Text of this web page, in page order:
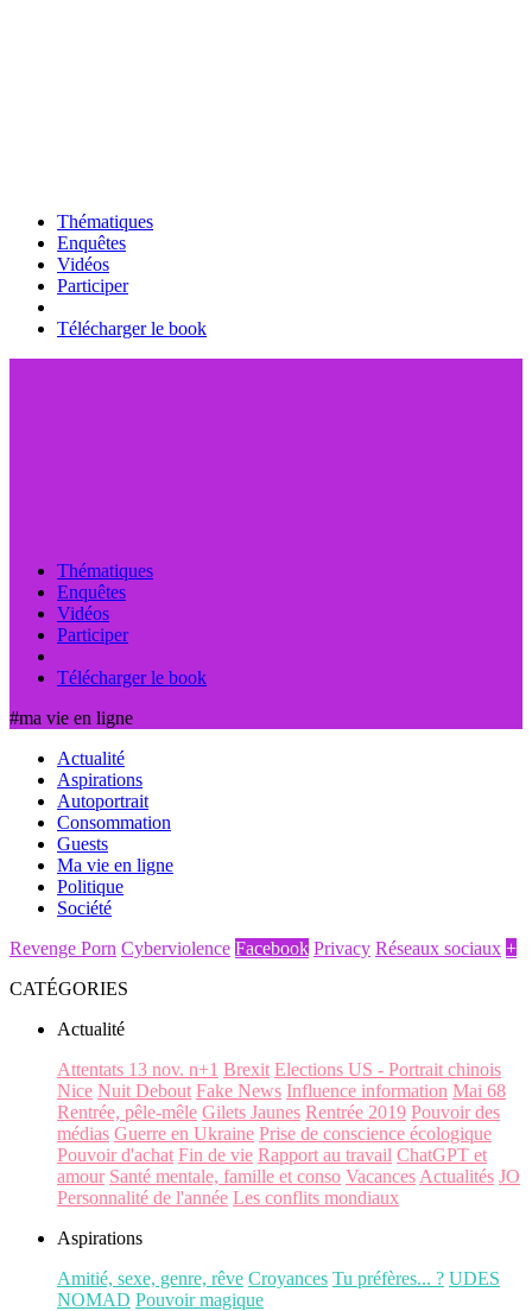
Thématiques
Enquêtes
Vidéos
Participer
Télécharger le book
Thématiques
Enquêtes
Vidéos
Participer
Télécharger le book
#ma vie en ligne
Actualité
Aspirations
Autoportrait
Consommation
Guests
Ma vie en ligne
Politique
Société
Revenge Porn Cyberviolence Facebook Privacy Réseaux sociaux +
CATÉGORIES
Actualité
Attentats 13 nov. n+1 Brexit Elections US - Portrait chinois
Nice Nuit Debout Fake News Influence information Mai 68
Rentrée, pêle-mêle Gilets Jaunes Rentrée 2019 Pouvoir des
médias Guerre en Ukraine Prise de conscience écologique
Pouvoir d'achat Fin de vie Rapport au travail ChatGPT et
amour Santé mentale, famille et conso Vacances Actualités JO
Personnalité de l'année Les conflits mondiaux
Aspirations
Amitié, sexe, genre, rêve Croyances Tu préfères... ? UDES
NOMAD Pouvoir magique